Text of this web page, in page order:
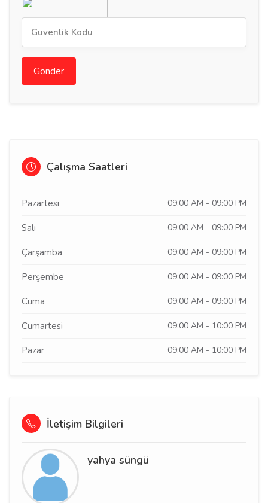
Gonder
Çalışma Saatleri
Pazartesi 09:00 AM - 09:00 PM
Salı 09:00 AM - 09:00 PM
Çarşamba 09:00 AM - 09:00 PM
Perşembe 09:00 AM - 09:00 PM
Cuma 09:00 AM - 09:00 PM
Cumartesi 09:00 AM - 10:00 PM
Pazar 09:00 AM - 10:00 PM
İletişim Bilgileri
yahya süngü